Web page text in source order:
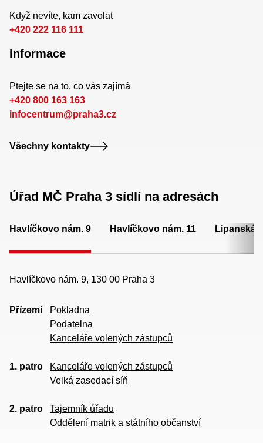
Když nevíte, kam zavolat
+420 222 116 111
Informace
Ptejte se na to, co vás zajímá
+420 800 163 163
infocentrum@praha3.cz
Všechny kontakty
Úřad MČ Praha 3 sídlí na adresách
Havlíčkovo nám. 9 Havlíčkovo nám. 11 Lipanská 7
Havlíčkovo nám. 9, 130 00 Praha 3
Přízemí
Pokladna
Podatelna
Kanceláře volených zástupců
1. patro
Kanceláře volených zástupců
Velká zasedací síň
2. patro
Tajemník úřadu
Oddělení matrik a státního občanství